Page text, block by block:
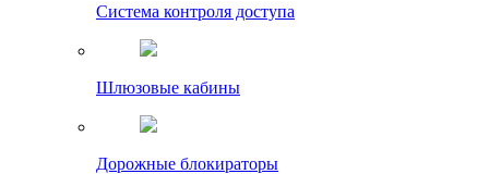
Система контроля доступа
Шлюзовые кабины
Дорожные блокираторы